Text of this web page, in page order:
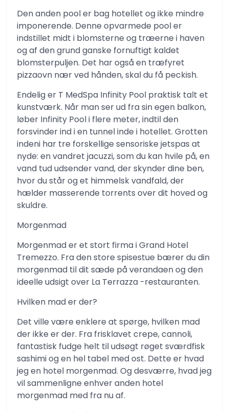
Den anden pool er bag hotellet og ikke mindre
imponerende. Denne opvarmede pool er
indstillet midt i blomsterne og træerne i haven
og af den grund ganske fornuftigt kaldet
blomsterpuljen. Det har også en træfyret
pizzaovn nær ved hånden, skal du få peckish.
Endelig er T MedSpa Infinity Pool praktisk talt et
kunstværk. Når man ser ud fra sin egen balkon,
løber Infinity Pool i flere meter, indtil den
forsvinder ind i en tunnel inde i hotellet. Grotten
indeni har tre forskellige sensoriske jetspas at
nyde: en vandret jacuzzi, som du kan hvile på, en
vand tud udsender vand, der skynder dine ben,
hvor du står og et himmelsk vandfald, der
hælder masserende torrents over dit hoved og
skuldre.
Morgenmad
Morgenmad er et stort firma i Grand Hotel
Tremezzo. Fra den store spisestue bærer du din
morgenmad til dit sæde på verandaen og den
ideelle udsigt over La Terrazza -restauranten.
Hvilken mad er der?
Det ville være enklere at spørge, hvilken mad
der ikke er der. Fra frisklavet crepe, cannoli,
fantastisk fudge helt til udsøgt røget sværdfisk
sashimi og en hel tabel med ost. Dette er hvad
jeg en hotel morgenmad. Og desværre, hvad jeg
vil sammenligne enhver anden hotel
morgenmad med fra nu af.